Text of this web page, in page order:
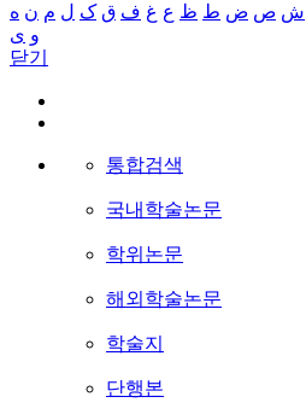
ش ص ض ط ظ ع غ ف ق ک ل م ن ه
و ی
닫기
통합검색
국내학술논문
학위논문
해외학술논문
학술지
단행본